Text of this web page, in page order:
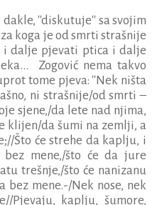
''diskutuje'' sa svojim
koga je od smrti strašnije
i dalje pjevati ptica i dalje
Zogović nema takvo
tome pjeva: ''Nek ništa
ni strašnije/od smrti –
sjene,/da lete nad njima,
klijen/da šumi na zemlji, a
Što će strehe da kaplju, i
mene,/što će da jure
trešnje,/što će nanizanu
bez mene.-/Nek nose, nek
Pjevaju, kaplju, šumore,